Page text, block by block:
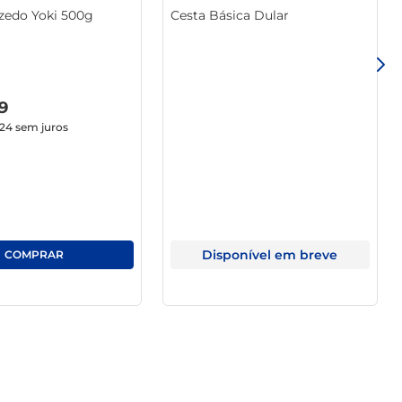
em casa, especialmente para momentos em família
no sabor, na textura e na experiência de cozinhar.
Yoki 500g
sem juros
Cesta Básica Dular
Disponível em breve